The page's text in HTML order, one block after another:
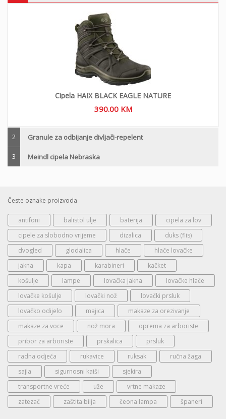
Cipela HAIX BLACK EAGLE NATURE
390.00 KM
2 Granule za odbijanje divljači-repelent
3 Meindl cipela Nebraska
Česte oznake proizvoda
antifoni balistol ulje baterija
cipela za lov
cipele za slobodno vrijeme
dizalica
duks (flis)
dvogled
glodalica hlače
hlače lovačke
jakna
kapa karabineri
kačket
košulje
lampe lovačka jakna
lovačke hlače
lovačke košulje
lovački nož
lovački prsluk
lovačko odijelo
majica
makaze za orezivanje
makaze za voce
nož mora
oprema za arboriste
pribor za arboriste
prskalica
prsluk
radna odjeća
rukavice ruksak
ručna žaga
sajla
sigurnosni kaiši
sjekira
transportne vreće
uže
vrtne makaze
zatezač
zaštita bilja čeona lampa španeri